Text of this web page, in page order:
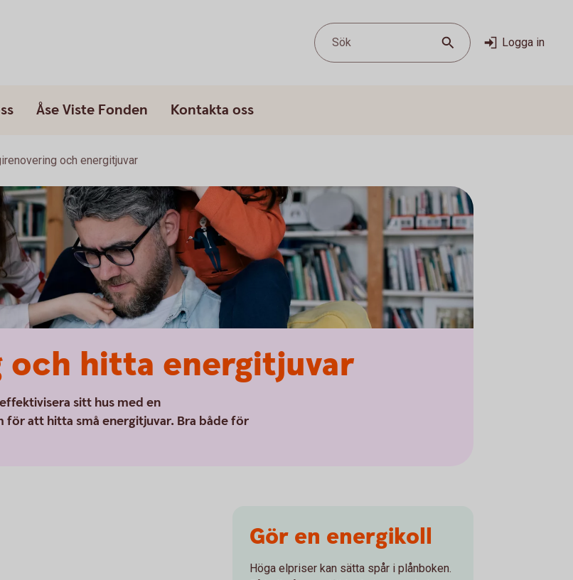
Sök Logga in
Åse Viste Fonden Kontakta oss
och energitjuvar
och hitta energitjuvar
sitt hus med en
att hitta små energitjuvar. Bra både för
Gör en energikoll
Höga elpriser kan sätta spår i plånboken.